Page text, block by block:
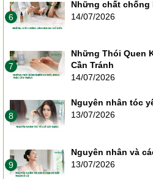
6
Những chất chống
14/07/2026
7
Những Thói Quen
Cần Tránh
14/07/2026
8
Nguyên nhân tóc
13/07/2026
9
Nguyên nhân và
13/07/2026